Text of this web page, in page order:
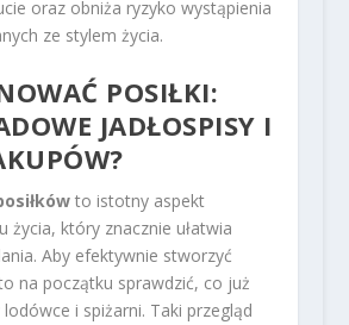
oraz obniża ryzyko wystąpienia
ze stylem życia.
POSIŁKI:
JADŁOSPISY I
to istotny aspekt
życia, który znacznie ułatwia
Aby efektywnie stworzyć
na początku sprawdzić, co już
i spiżarni. Taki przegląd